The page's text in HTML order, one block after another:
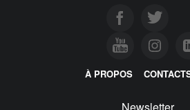
À PROPOS